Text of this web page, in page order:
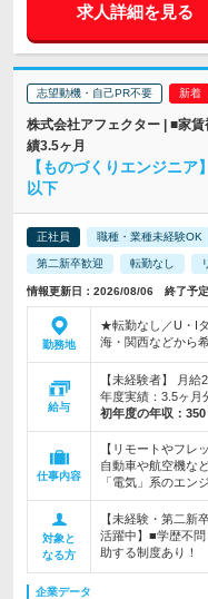
求人詳細を見る
志望動機・自己PR不要
株式会社アフェクター | ■家
績3.5ヶ月
【ものづくりエンジニ
以下
正社員 職種・業種未経験OK
第二新卒歓迎 転勤なし
情報更新日：2026/08/06 終了予
勤務地
★転勤なし／U・I
海・関西などから
給与
【未経験者】 月
年度実績：3.5ヶ月
初年度の年収： 350
仕事内容
【リモートやフレ
自動車や航空機な
「電気」系のエン
対象と
なる方
【未経験・第二新
活躍中】■学歴不
助する制度あり！
企業データ